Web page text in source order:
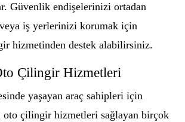
Güvenlik endişelerinizi ortadan
iş yerlerinizi korumak için
hizmetinden destek alabilirsiniz.
Çilingir Hizmetleri
yaşayan araç sahipleri için
oto çilingir hizmetleri sağlayan birçok